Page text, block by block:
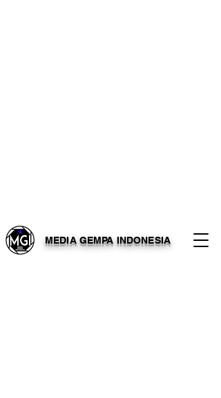
MEDIA GEMPA INDONESIA